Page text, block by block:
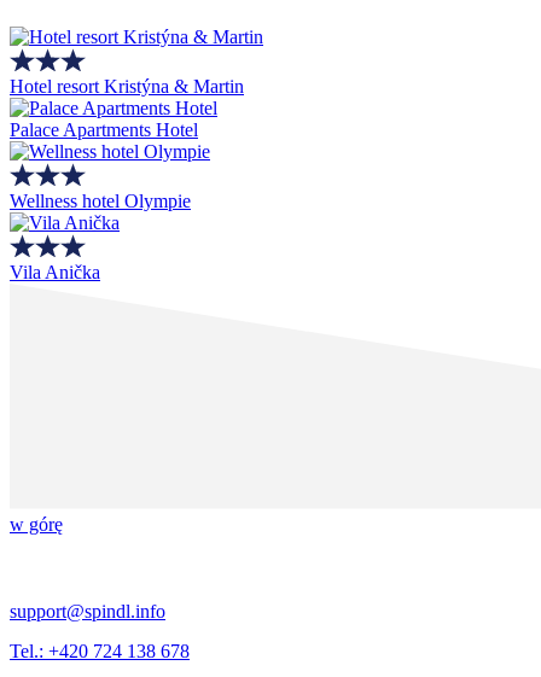
Hotel resort Kristýna & Martin
Palace Apartments Hotel
Wellness hotel Olympie
Vila Anička
w górę
support@spindl.info
Tel.: +420 724 138 678